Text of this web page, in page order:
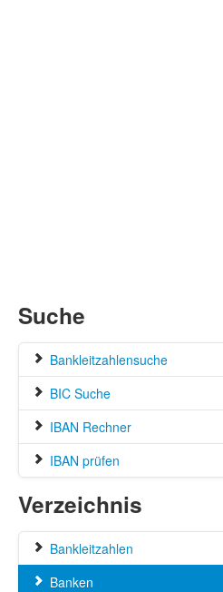
Suche
Bankleitzahlensuche
BIC Suche
IBAN Rechner
IBAN prüfen
Verzeichnis
Bankleitzahlen
Banken